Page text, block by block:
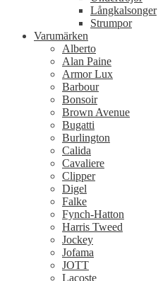
Långkalsonger
Strumpor
Varumärken
Alberto
Alan Paine
Armor Lux
Barbour
Bonsoir
Brown Avenue
Bugatti
Burlington
Calida
Cavaliere
Clipper
Digel
Falke
Fynch-Hatton
Harris Tweed
Jockey
Jofama
JOTT
Lacoste